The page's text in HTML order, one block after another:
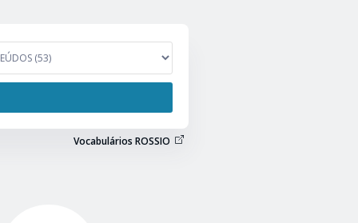
Vocabulários ROSSIO